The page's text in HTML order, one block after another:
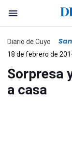
Diario de Cuyo
18 de febrero de
Sorpresa
a casa